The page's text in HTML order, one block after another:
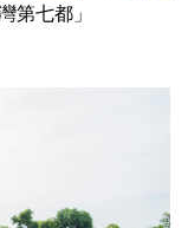
第七都」